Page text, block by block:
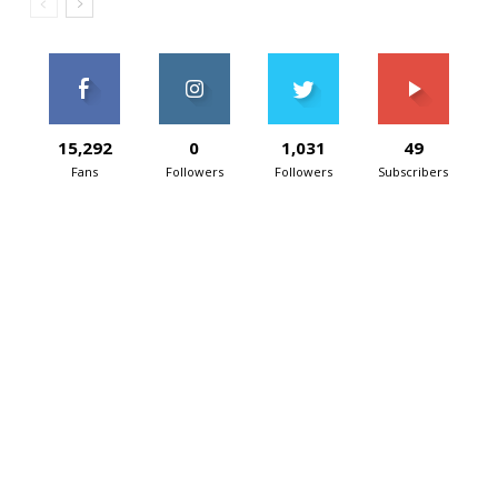
15,292
Fans
0
Followers
1,031
Followers
49
Subscribers